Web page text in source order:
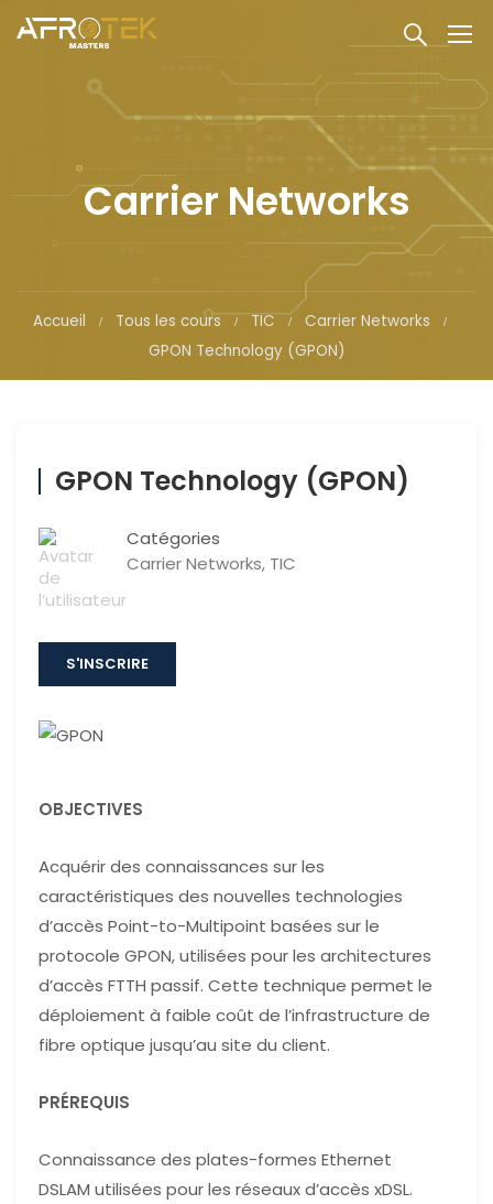
Carrier Networks
Accueil Tous les cours TIC
Carrier Networks
GPON Technology (GPON)
GPON Technology (GPON)
Catégories
Carrier Networks, TIC
S'INSCRIRE
OBJECTIVES
Acquérir des connaissances sur les
caractéristiques des nouvelles technologies
d’accès Point-to-Multipoint basées sur le
protocole GPON, utilisées pour les architectures
d’accès FTTH passif. Cette technique permet le
déploiement à faible coût de l’infrastructure de
fibre optique jusqu’au site du client.
PRÉREQUIS
Connaissance des plates-formes Ethernet
DSLAM utilisées pour les réseaux d’accès xDSL.